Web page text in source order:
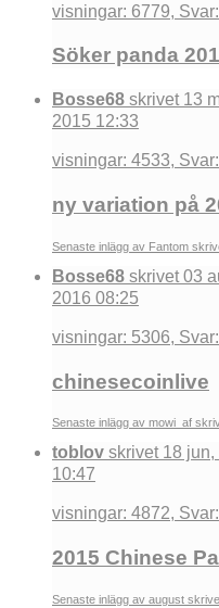
visningar: 6779,
Söker panda
Bosse68 skrivet 13
2015 12:33
visningar: 4533,
ny variation på
Senaste inlägg av Fantom
Bosse68 skrivet 03
2016 08:25
visningar: 5306,
chinesecoinlive
Senaste inlägg av mowi_af
toblov skrivet 18 jun,
10:47
visningar: 4872,
2015 Chinese
Senaste inlägg av august